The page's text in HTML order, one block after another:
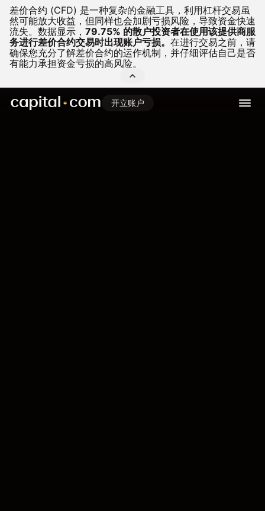
差价合约 (CFD) 是一种复杂的金融工具，利用杠杆交易虽
然可能放大收益，但同样也会加剧亏损风险，导致资金快速
流失。 数据显示， 79.75% 的散户投资者在使用该提供商服
务进行差价合约交易时出现账户亏损。 在进行交易之前，请
确保您充分了解差价合约的运作机制，并仔细评估自己是否
有能力承担资金亏损的高风险。
开立账户